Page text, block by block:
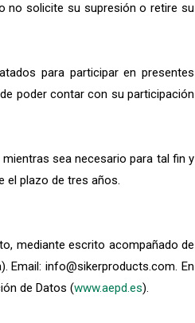
no solicite su supresión o retire su
para participar en presentes
poder contar con su participación
sea necesario para tal fin y
el plazo de tres años.
mediante escrito acompañado de
Email: info@sikerproducts.com. En
de Datos (www.aepd.es).